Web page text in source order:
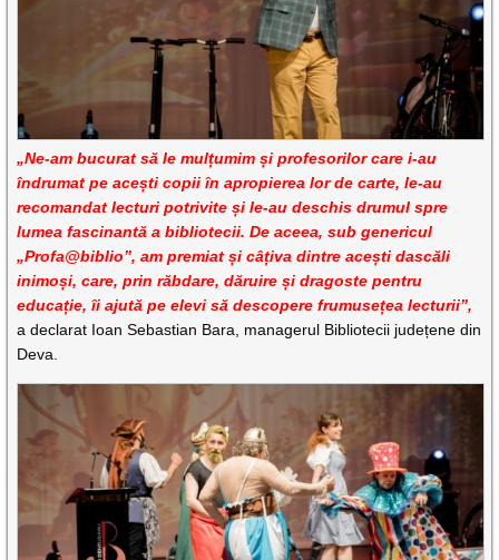
„Ne-am bucurat să le mulțumim și profesorilor care i-au
îndrumat pe acești copii în apropierea lor de carte, le-au
recomandat lecturi potrivite și le-au deschis drumul spre
lumea fascinantă a bibliotecii. De aceea, sub genericul
„Profa@biblio”, am premiat și câțiva dintre acești dascăli
inimoși, care, prin răbdare, dăruire și dragoste pentru
educație, îi ajută pe elevi să descopere frumusețea lecturii”,
a declarat Ioan Sebastian Bara, managerul Bibliotecii județene din
Deva.